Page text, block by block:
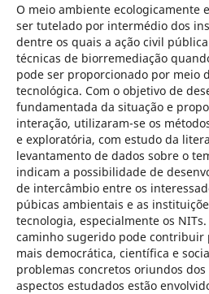
O meio ambiente ecologicamente
ser tutelado por intermédio dos
dentre os quais a ação civil
técnicas de biorremediação
pode ser proporcionado por meio
tecnológica. Com o objetivo de
fundamentada da situação e
interação, utilizaram-se os
e exploratória, com estudo da
levantamento de dados sobre o
indicam a possibilidade de
de intercâmbio entre os
púbicas ambientais e as
tecnologia, especialmente os
caminho sugerido pode contribuir
mais democrática, científica e
problemas concretos oriundos
aspectos estudados estão